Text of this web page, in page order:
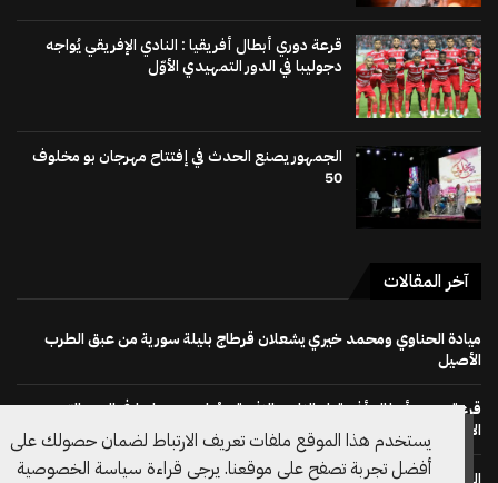
قرعة دوري أبطال أفريقيا : النادي الإفريقي يُواجه
دجوليبا في الدور التمهيدي الأوّل
الجمهور يصنع الحدث في إفتتاح مهرجان بو مخلوف
50
آخر المقالات
ميادة الحناوي ومحمد خيري يشعلان قرطاج بليلة سورية من عبق الطرب
الأصيل
قرعة دوري أبطال أفريقيا : النادي الإفريقي يُواجه دجوليبا في الدور التمهيدي
الأوّل
يستخدم هذا الموقع ملفات تعريف الارتباط لضمان حصولك على
أفضل تجربة تصفح على موقعنا. يرجى قراءة سياسة الخصوصية